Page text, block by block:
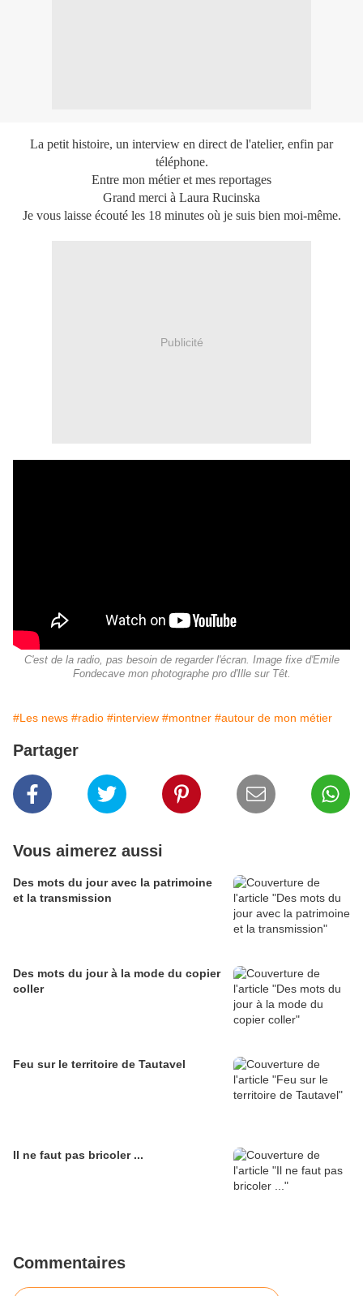
La petit histoire, un interview en direct de l'atelier, enfin par
téléphone.
Entre mon métier et mes reportages
Grand merci à Laura Rucinska
Je vous laisse écouté les 18 minutes où je suis bien moi-même.
Publicité
C'est de la radio, pas besoin de regarder l'écran. Image fixe d'Emile
Fondecave mon photographe pro d'Ille sur Têt.
#Les news #radio #interview #montner #autour de mon métier
Partager
Vous aimerez aussi
Des mots du jour avec la patrimoine
et la transmission
Des mots du jour à la mode du copier
coller
Feu sur le territoire de Tautavel
Il ne faut pas bricoler ...
Commentaires